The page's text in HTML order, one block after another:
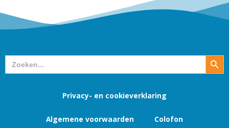
Zoek
naar:
Privacy- en cookieverklaring
Algemene voorwaarden Colofon